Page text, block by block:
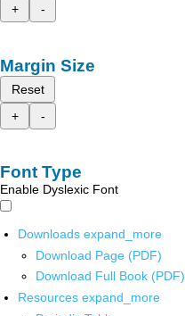
+
-
Margin Size
Reset
+
-
Font Type
Enable Dyslexic Font
Downloads expand_more
Download Page (PDF)
Download Full Book (PDF)
Resources expand_more